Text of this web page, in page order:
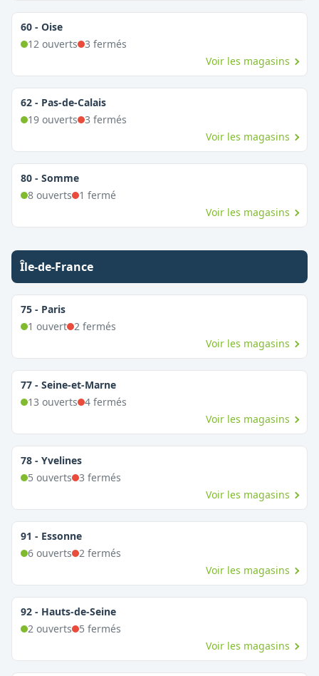
60 - Oise
12ouverts 3 fermés
Voir les magasins
62 - Pas-de-Calais
19ouverts 3 fermés
Voir les magasins
80 - Somme
8ouverts 1 fermé
Voir les magasins
Île-de-France
75 - Paris
1 ouvert 2fermés
Voir les magasins
77 - Seine-et-Marne
13 ouverts 4fermés
Voir les magasins
78 - Yvelines
5 ouverts 3 fermés
Voir les magasins
91 - Essonne
6ouverts 2fermés
Voir les magasins
92 - Hauts-de-Seine
2ouverts 5 fermés
Voir les magasins